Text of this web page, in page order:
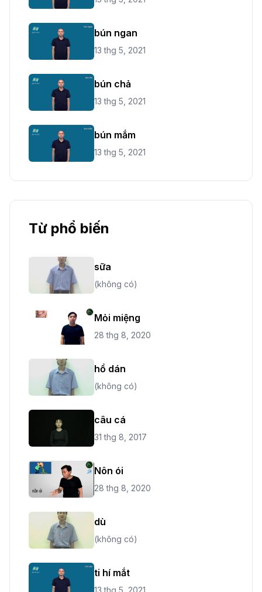
bún ngan
13 thg 5, 2021
bún chả
13 thg 5, 2021
bún mắm
13 thg 5, 2021
Từ phổ biến
sữa
(không có)
Mỏi miệng
28 thg 8, 2020
hồ dán
(không có)
câu cá
31 thg 8, 2017
Nôn ói
28 thg 8, 2020
dù
(không có)
ti hí mắt
13 thg 5, 2021